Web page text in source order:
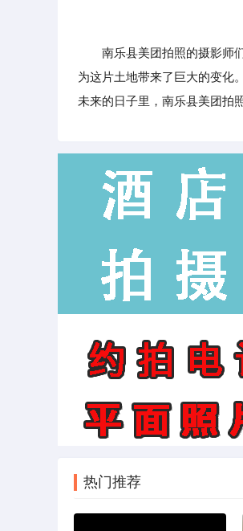
南乐县美团拍照的摄影师们
为这片土地带来了巨大的变化
未来的日子里，南乐县美团拍
热门推荐